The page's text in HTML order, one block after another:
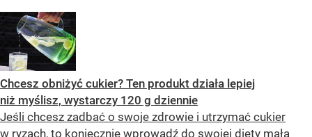
Chcesz obniżyć cukier? Ten produkt działa lepiej
niż myślisz, wystarczy 120 g dziennie
Jeśli chcesz zadbać o swoje zdrowie i utrzymać cukier
w ryzach, to koniecznie wprowadź do swojej diety małą